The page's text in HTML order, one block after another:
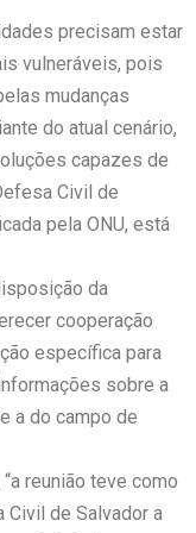
precisam estar
vulneráveis, pois
mudanças
do atual cenário,
capazes de
Civil de
pela ONU, está
da
cooperação
específica para
sobre a
a do campo de
reunião teve como
Civil de Salvador a